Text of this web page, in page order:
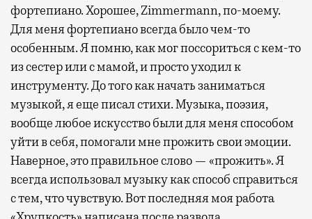
фортепиано. Хорошее, Zimmermann, по-моему.
Для меня фортепиано всегда было чем-то
особенным. Я помню, как мог поссориться с кем-то
из сестер или с мамой, и просто уходил к
инструменту. До того как начать заниматься
музыкой, я еще писал стихи. Музыка, поэзия,
вообще любое искусство были для меня способом
уйти в себя, помогали мне прожить свои эмоции.
Наверное, это правильное слово — «прожить». Я
всегда использовал музыку как способ справиться
с тем, что чувствую. Вот последняя моя работа